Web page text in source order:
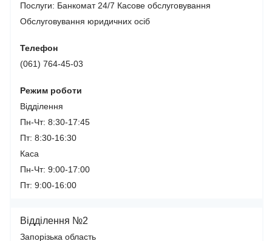
Послуги: Банкомат 24/7 Касове обслуговування
Обслуговування юридичних осіб
Телефон
(061) 764-45-03
Режим роботи
Відділення
Пн-Чт: 8:30-17:45
Пт: 8:30-16:30
Каса
Пн-Чт: 9:00-17:00
Пт: 9:00-16:00
Відділення №2
Запорізька область